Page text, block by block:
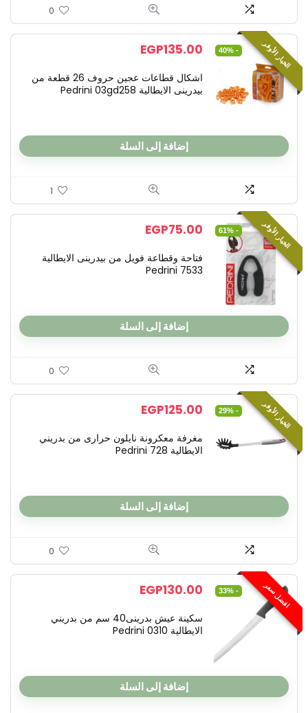
0
الخيار الأوفر - 40%
EGP135.00
اشكال قطاعات عجين حروف 26 قطعة من
بيدرينى الايطالية Pedrini 03gd258
إضافة إلى السلة
1
الخيار الأوفر - 61%
EGP75.00
فتاحة وقطاعة فويل من بيدرينى الايطالية
Pedrini 7533
إضافة إلى السلة
0
الخيار الأوفر - 29%
EGP125.00
مغرفة معكرونة نايلون حرارى من بدريني
الايطالية Pedrini 728
إضافة إلى السلة
0
افضل سعر - 33%
EGP130.00
سكينة عيش بدرينى40 سم من بدريني
الايطالية Pedrini 0310
إضافة إلى السلة